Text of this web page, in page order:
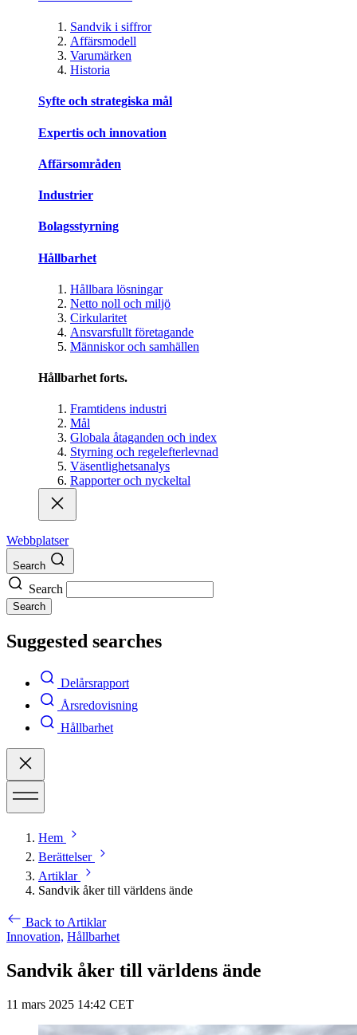
Sandvik i siffror
Affärsmodell
Varumärken
Historia
Syfte och strategiska mål
Expertis och innovation
Affärsområden
Industrier
Bolagsstyrning
Hållbarhet
Hållbara lösningar
Netto noll och miljö
Cirkularitet
Ansvarsfullt företagande
Människor och samhällen
Hållbarhet forts.
Framtidens industri
Mål
Globala åtaganden och index
Styrning och regelefterlevnad
Väsentlighetsanalys
Rapporter och nyckeltal
Webbplatser
Search
Search
Search
Suggested searches
Delårsrapport
Årsredovisning
Hållbarhet
Hem
Berättelser
Artiklar
Sandvik åker till världens ände
Back to Artiklar
Innovation, Hållbarhet
Sandvik åker till världens ände
11 mars 2025 14:42 CET